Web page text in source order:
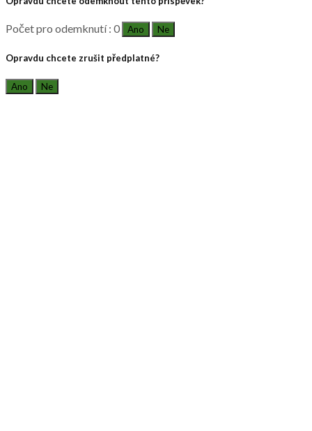
Počet pro odemknutí : 0 Ano Ne
Opravdu chcete zrušit předplatné?
Ano Ne